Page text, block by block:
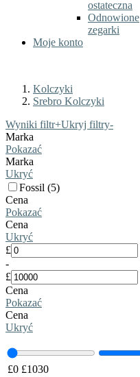
ostateczna
Odnowione
zegarki
Moje konto
Kolczyki
Srebro Kolczyki
Wyniki filtr+Ukryj filtry-
Marka
Pokazać
Marka
Ukryć
Fossil (5)
Cena
Pokazać
Cena
Ukryć
£
-
£
Cena
Pokazać
Cena
Ukryć
£0 £1030